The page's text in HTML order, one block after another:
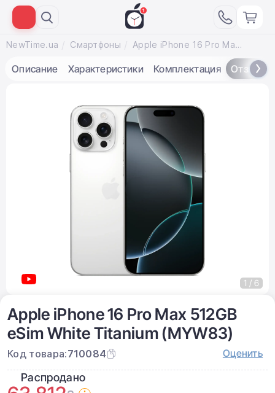
NewTime.ua Смартфоны Apple iPhone 16 Pro Max 512GB eSim White Titanium (MYW83)
Описание Характеристики Комплектация Отзывы
Apple iPhone 16 Pro Max 512GB
eSim White Titanium (MYW83)
Код товара:710084 Оценить
Распродано
1 / 6